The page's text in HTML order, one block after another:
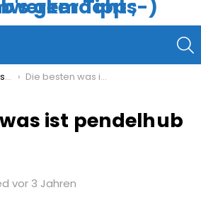
Die besten was ist pendelhub kaufen
ist pendelhub
vor 3 Jahren